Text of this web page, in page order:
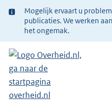
Ter
informatie:
Mogelijk ervaart u
publicaties. We werken
het ongemak.